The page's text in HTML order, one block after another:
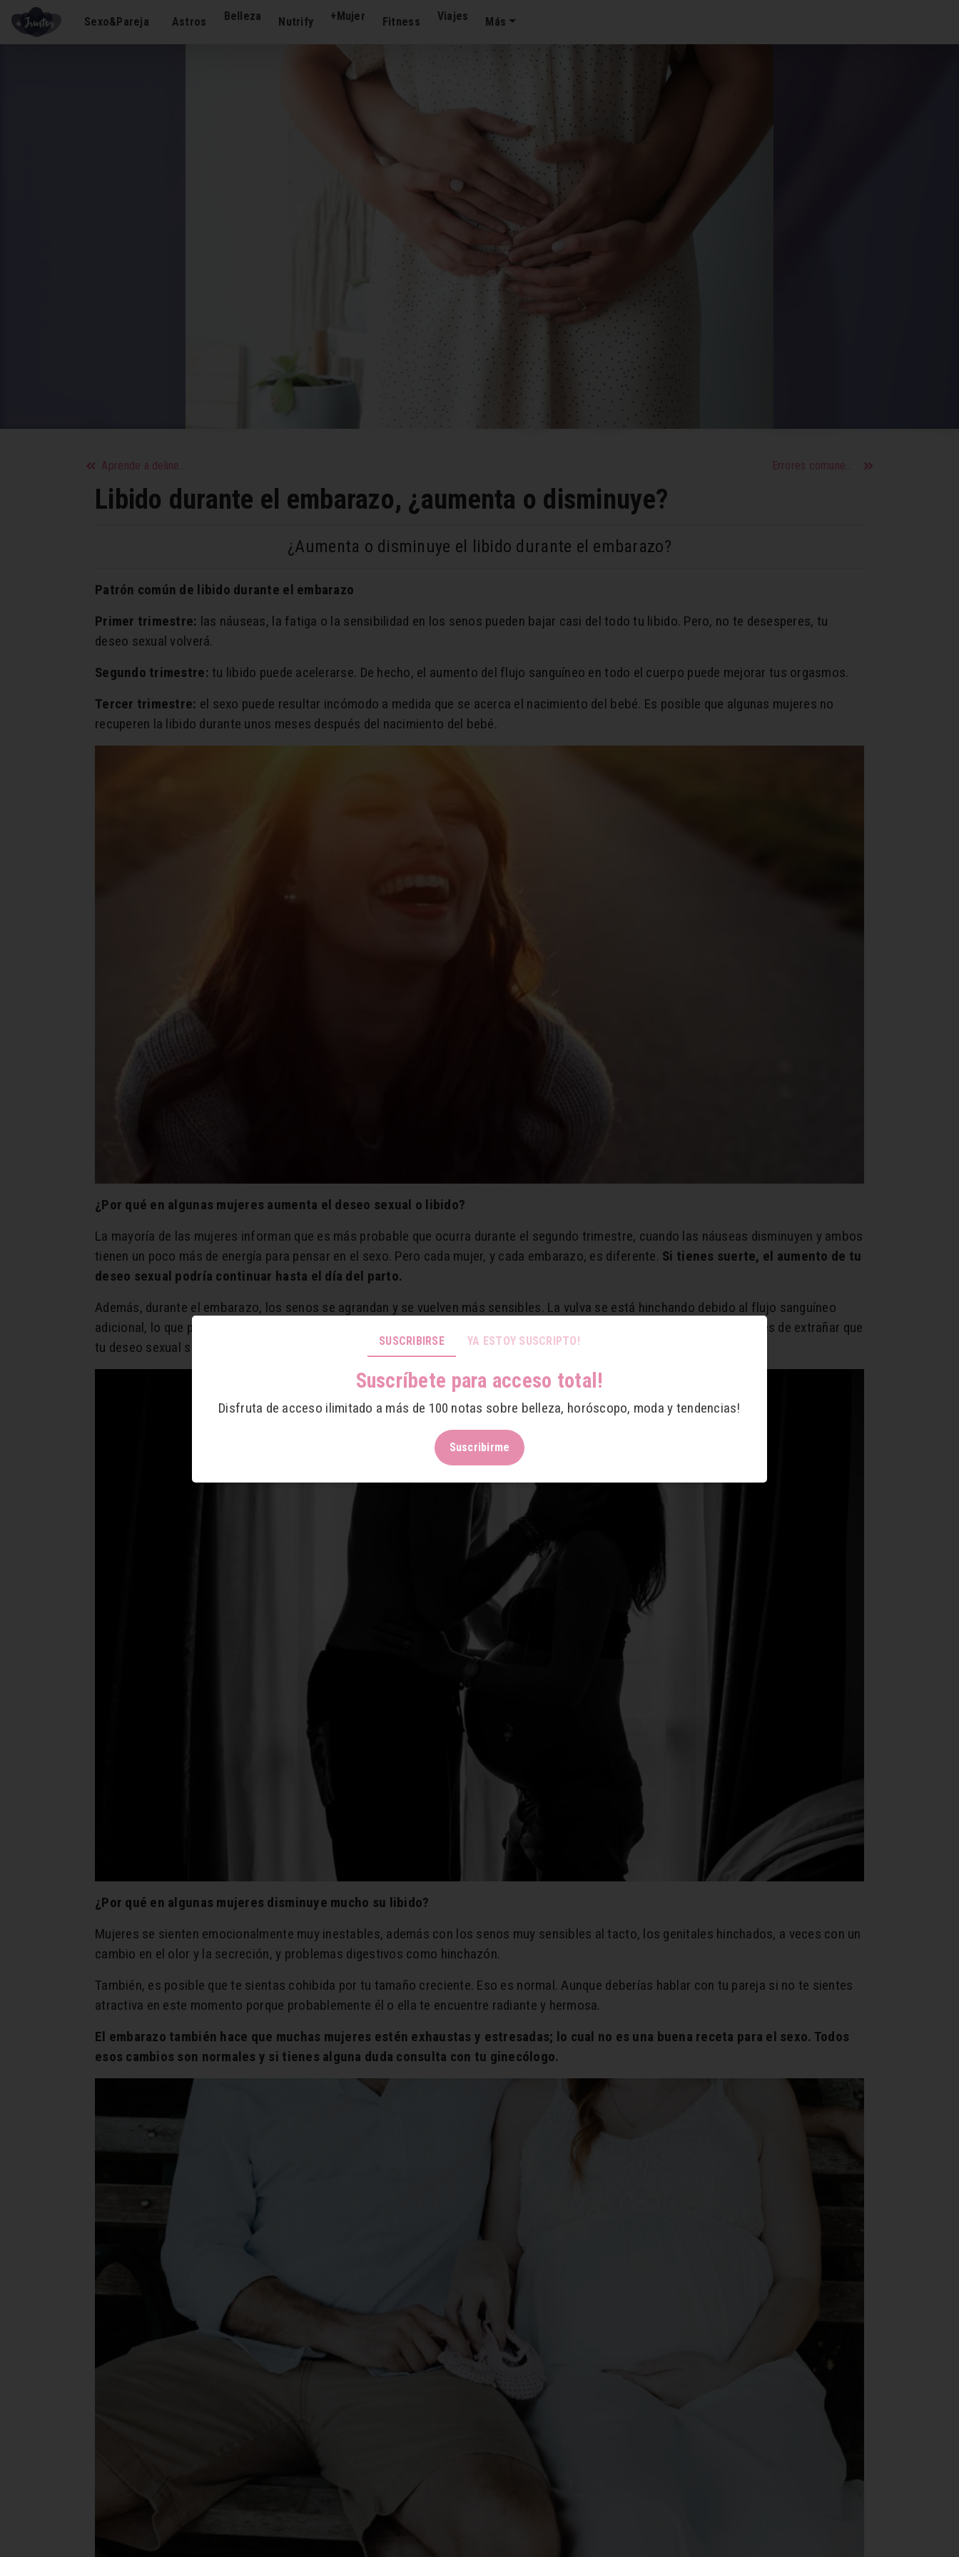
Sexo&Pareja Astros Belleza Nutrify +Mujer Fitness Viajes Más
Aprende a delinear los ojos Errores comunes en el lavado del cabello que pueden debilitarlo
Libido durante el embarazo, ¿aumenta o disminuye?
¿Aumenta o disminuye el libido durante el embarazo?
Patrón común de libido durante el embarazo
Primer trimestre: las náuseas, la fatiga o la sensibilidad en los senos pueden bajar casi del todo tu libido. Pero, no te desesperes, tu
deseo sexual volverá.
Segundo trimestre: tu libido puede acelerarse. De hecho, el aumento del flujo sanguíneo en todo el cuerpo puede mejorar tus orgasmos.
Tercer trimestre: el sexo puede resultar incómodo a medida que se acerca el nacimiento del bebé. Es posible que algunas mujeres no
recuperen la libido durante unos meses después del nacimiento del bebé.
¿Por qué en algunas mujeres aumenta el deseo sexual o libido?
La mayoría de las mujeres informan que es más probable que ocurra durante el segundo trimestre, cuando las náuseas disminuyen y ambos
tienen un poco más de energía para pensar en el sexo. Pero cada mujer, y cada embarazo, es diferente. Si tienes suerte, el aumento de tu
deseo sexual podría continuar hasta el día del parto.
Además, durante el embarazo, los senos se agrandan y se vuelven más sensibles. La vulva se está hinchando debido al flujo sanguíneo
adicional, lo que puede llevar a tener relaciones sexuales más placenteras. Y con todo ese aumento de la sensibilidad, no es de extrañar que
tu deseo sexual se encienda bastante.
¿Por qué en algunas mujeres disminuye mucho su libido?
Mujeres se sienten emocionalmente muy inestables, además con los senos muy sensibles al tacto, los genitales hinchados, a veces con un
cambio en el olor y la secreción, y problemas digestivos como hinchazón.
También, es posible que te sientas cohibida por tu tamaño creciente. Eso es normal. Aunque deberías hablar con tu pareja si no te sientes
atractiva en este momento porque probablemente él o ella te encuentre radiante y hermosa.
El embarazo también hace que muchas mujeres estén exhaustas y estresadas; lo cual no es una buena receta para el sexo. Todos
esos cambios son normales y si tienes alguna duda consulta con tu ginecólogo.
SUSCRIBIRSE YA ESTOY SUSCRIPTO!
Suscríbete para acceso total!
Disfruta de acceso ilimitado a más de 100 notas sobre belleza, horóscopo, moda y tendencias!
Suscribirme